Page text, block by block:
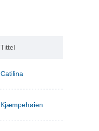
Tittel
Catilina
Kjæmpehøien